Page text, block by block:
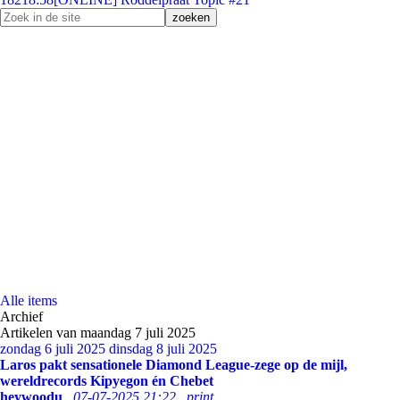
Alle items
Archief
Artikelen van maandag 7 juli 2025
zondag 6 juli 2025 dinsdag 8 juli 2025
Laros pakt sensationele Diamond League-zege op de mijl,
wereldrecords Kipyegon én Chebet
heywoodu
07-07-2025 21:22 print